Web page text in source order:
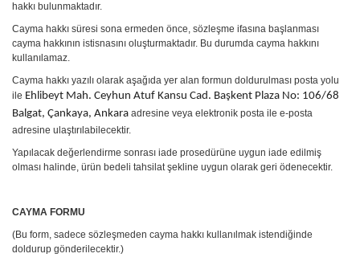
hakkı bulunmaktadır.
Cayma hakkı süresi sona ermeden önce, sözleşme ifasına başlanması
cayma hakkının istisnasını oluşturmaktadır. Bu durumda cayma hakkını
kullanılamaz.
Cayma hakkı yazılı olarak aşağıda yer alan formun doldurulması posta yolu
ile Ehlibeyt Mah. Ceyhun Atuf Kansu Cad. Başkent Plaza No: 106/68
Balgat, Çankaya, Ankara adresine veya elektronik posta ile e-posta
adresine ulaştırılabilecektir.
Yapılacak değerlendirme sonrası iade prosedürüne uygun iade edilmiş
olması halinde, ürün bedeli tahsilat şekline uygun olarak geri ödenecektir.
CAYMA FORMU
(Bu form, sadece sözleşmeden cayma hakkı kullanılmak istendiğinde
doldurup gönderilecektir.)